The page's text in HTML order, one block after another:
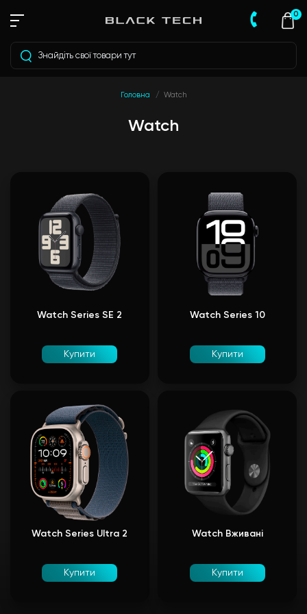
0
Головна Watch
Watch
Watch Series SE 2
Купити
Watch Series 10
Купити
Watch Series Ultra 2
Купити
Watch Вживані
Купити